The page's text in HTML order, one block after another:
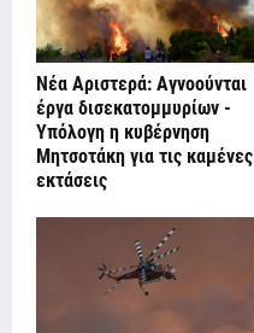
Νέα Αριστερά: Αγνοούνται
έργα δισεκατομμυρίων -
Υπόλογη η κυβέρνηση
Μητσοτάκη για τις καμένες
εκτάσεις